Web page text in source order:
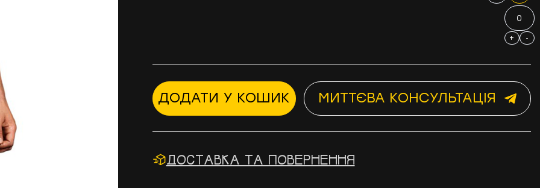
+ -
ДОДАТИ У КОШИК МИТТЄВА КОНСУЛЬТАЦІЯ
ДОСТАВКА ТА ПОВЕРНЕННЯ